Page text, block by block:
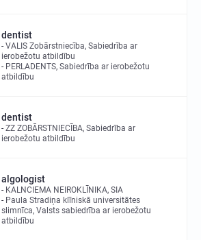
dentist
VALIS Zobārstniecība, Sabiedrība ar
ierobežotu atbildību
PERLADENTS, Sabiedrība ar ierobežotu
atbildību
dentist
ZZ ZOBĀRSTNIECĪBA, Sabiedrība ar
ierobežotu atbildību
algologist
KALNCIEMA NEIROKLĪNIKA, SIA
Paula Stradiņa klīniskā universitātes
slimnīca, Valsts sabiedrība ar ierobežotu
atbildību